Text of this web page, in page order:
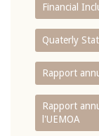
Financial
Quaterly
Rapport
Rapport
l'UEMOA